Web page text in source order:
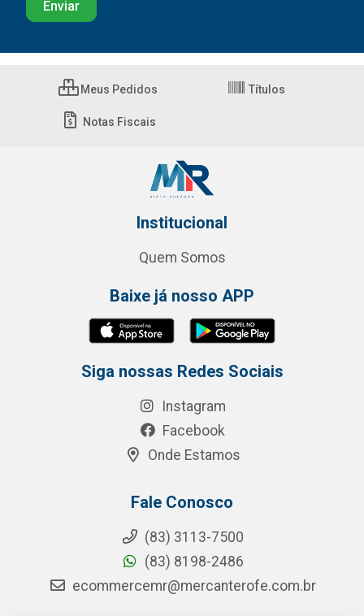
Meus Pedidos Títulos
Notas Fiscais
Institucional
Quem Somos
Baixe já nosso APP
Siga nossas Redes Sociais
Instagram
Facebook
Onde Estamos
Fale Conosco
(83) 3113-7500
(83) 8198-2486
ecommercemr@mercanterofe.com.br